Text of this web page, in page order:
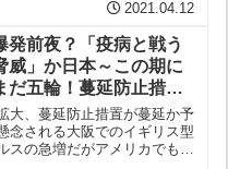
2021.04.12
発前夜？「疫病と戦う
威」か日本～この期に
だ五輪！蔓延防止措置
、
大、蔓延防止措置が蔓延か予
念される大阪でのイギリス型
スの急増だがアメリカでも変